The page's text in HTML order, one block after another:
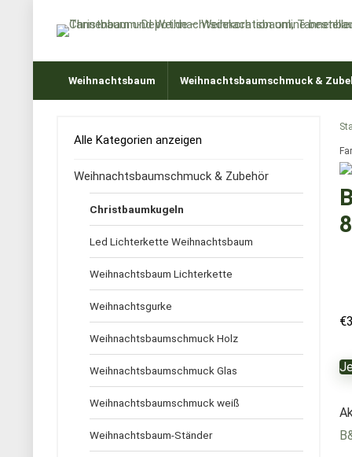
Weihnachtsbaum Weihnachtsbaumschmuck &
€
Alle Kategorien anzeigen
Weihnachtsbaumschmuck & Zubehör
Christbaumkugeln
Led Lichterkette Weihnachtsbaum
Weihnachtsbaum Lichterkette
Weihnachtsgurke
Weihnachtsbaumschmuck Holz
Weihnachtsbaumschmuck Glas
Weihnachtsbaumschmuck weiß
Weihnachtsbaum-Ständer